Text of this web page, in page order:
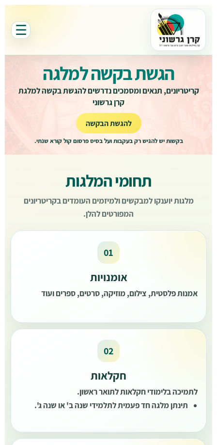
☰
הגשת בקשה למלגה
קריטריונים, תנאים ומסמכים נדרשים להגשת בקשה למלגת
קרן גרשוני
להגשת הבקשה
בקשות יש להגיש רק בעקבות ועל בסיס פרסום קול קורא שנתי.
תחומי המלגות
מלגות יוענקו למבקשים ולמיזמים העומדים בקריטריונים
המפורטים להלן.
אומנויות
אמנות פלסטית, צילום, מוזיקה, סרטים, ספרים ועוד
חקלאות
לתמיכה בלימודי חקלאות לתואר ראשון.
תינתן מלגה חד פעמית לתלמידי שנה ב' או שנה ג'.